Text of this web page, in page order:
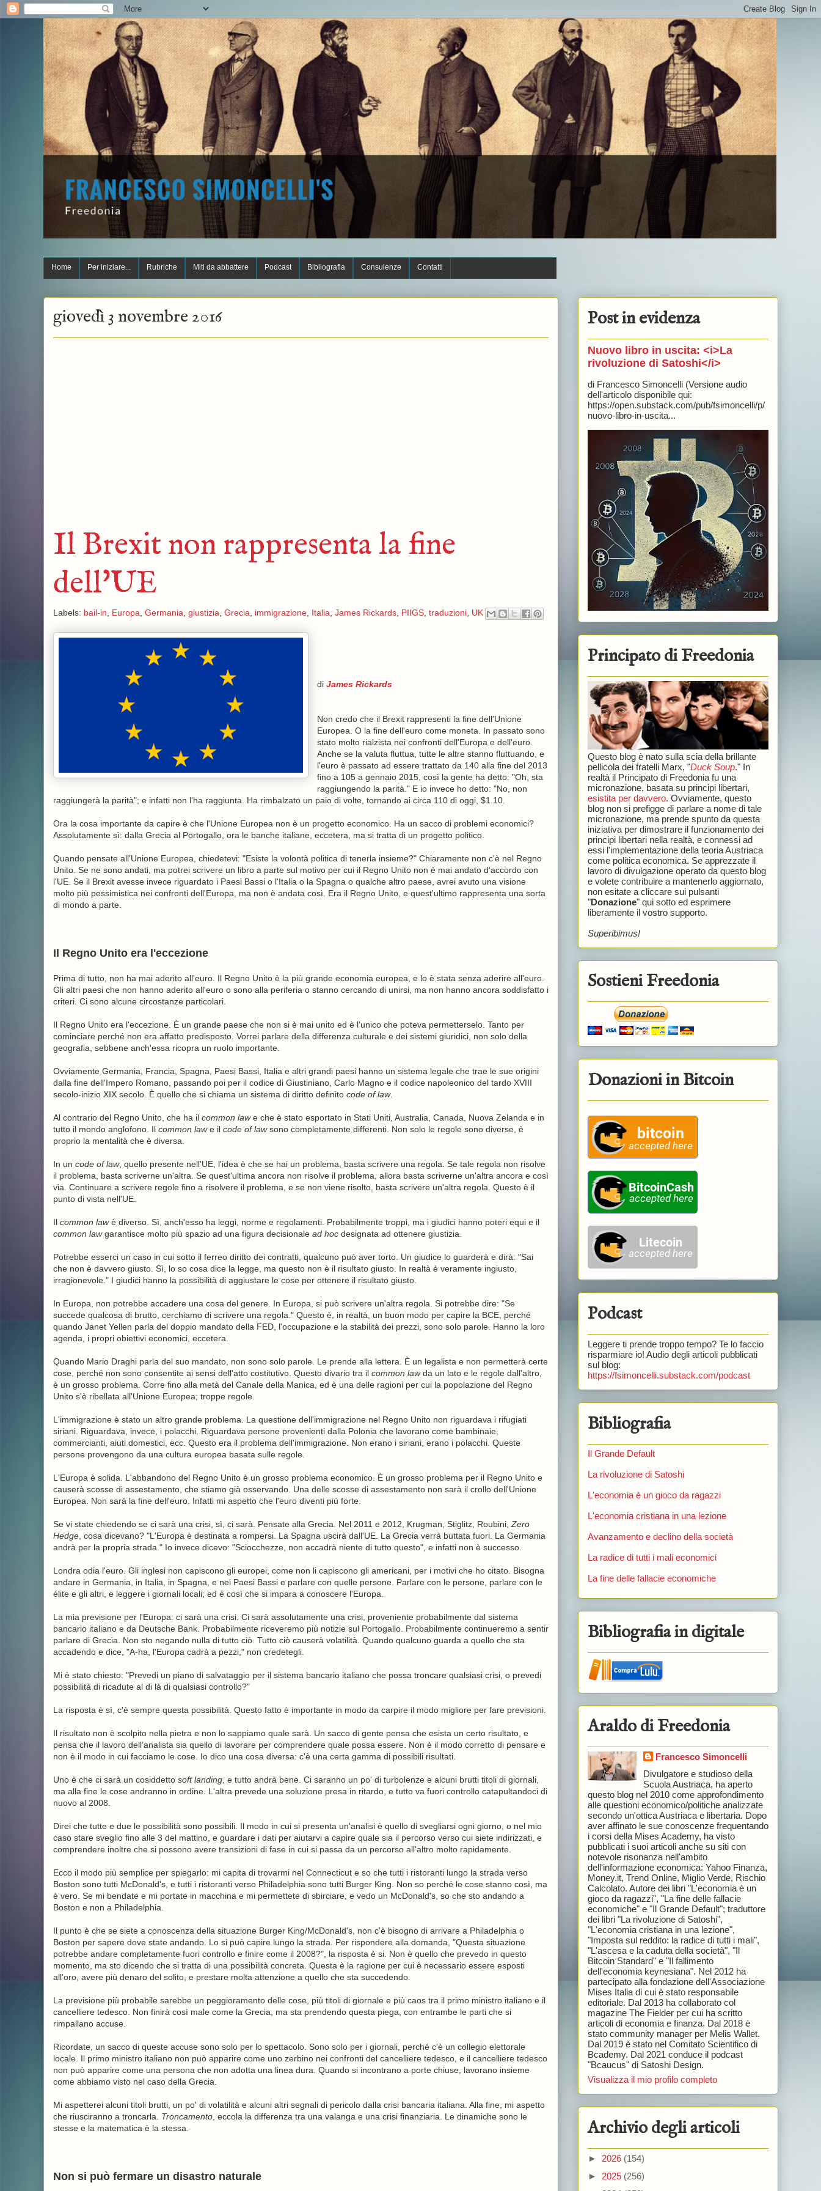
Home Per iniziare... Rubriche Miti da abbattere Podcast Bibliografia Consulenze Contatti
giovedì 3 novembre 2016
Il Brexit non rappresenta la fine
dell'UE
Labels: bail-in, Europa, Germania, giustizia, Grecia, immigrazione, Italia, James Rickards, PIIGS, traduzioni, UK
di James Rickards
Non credo che il Brexit rappresenti la fine dell'Unione
Europea. O la fine dell'euro come moneta. In passato sono
stato molto rialzista nei confronti dell'Europa e dell'euro.
Anche se la valuta fluttua, tutte le altre stanno fluttuando, e
l'euro è passato ad essere trattato da 140 alla fine del 2013
fino a 105 a gennaio 2015, così la gente ha detto: "Oh, sta
raggiungendo la parità." E io invece ho detto: "No, non
raggiungerà la parità"; e infatti non l'ha raggiunta. Ha rimbalzato un paio di volte, tornando ai circa 110 di oggi, $1.10.
Ora la cosa importante da capire è che l'Unione Europea non è un progetto economico. Ha un sacco di problemi economici?
Assolutamente sì: dalla Grecia al Portogallo, ora le banche italiane, eccetera, ma si tratta di un progetto politico.
Quando pensate all'Unione Europea, chiedetevi: "Esiste la volontà politica di tenerla insieme?" Chiaramente non c'è nel Regno
Unito. Se ne sono andati, ma potrei scrivere un libro a parte sul motivo per cui il Regno Unito non è mai andato d'accordo con
l'UE. Se il Brexit avesse invece riguardato i Paesi Bassi o l'Italia o la Spagna o qualche altro paese, avrei avuto una visione
molto più pessimistica nei confronti dell'Europa, ma non è andata così. Era il Regno Unito, e quest'ultimo rappresenta una sorta
di mondo a parte.
Il Regno Unito era l'eccezione
Prima di tutto, non ha mai aderito all'euro. Il Regno Unito è la più grande economia europea, e lo è stata senza aderire all'euro.
Gli altri paesi che non hanno aderito all'euro o sono alla periferia o stanno cercando di unirsi, ma non hanno ancora soddisfatto i
criteri. Ci sono alcune circostanze particolari.
Il Regno Unito era l'eccezione. È un grande paese che non si è mai unito ed è l'unico che poteva permetterselo. Tanto per
cominciare perché non era affatto predisposto. Vorrei parlare della differenza culturale e dei sistemi giuridici, non solo della
geografia, sebbene anch'essa ricopra un ruolo importante.
Ovviamente Germania, Francia, Spagna, Paesi Bassi, Italia e altri grandi paesi hanno un sistema legale che trae le sue origini
dalla fine dell'Impero Romano, passando poi per il codice di Giustiniano, Carlo Magno e il codice napoleonico del tardo XVIII
secolo-inizio XIX secolo. È quello che si chiama un sistema di diritto definito code of law.
Al contrario del Regno Unito, che ha il common lawe che è stato esportato in Stati Uniti, Australia, Canada, Nuova Zelanda e in
tutto il mondo anglofono. Il common lawe il code of lawsono completamente differenti. Non solo le regole sono diverse, è
proprio la mentalità che è diversa.
In un code of law, quello presente nell'UE, l'idea è che se hai un problema, basta scrivere una regola. Se tale regola non risolve
il problema, basta scriverne un'altra. Se quest'ultima ancora non risolve il problema, allora basta scriverne un'altra ancora e così
via. Continuare a scrivere regole fino a risolvere il problema, e se non viene risolto, basta scrivere un'altra regola. Questo è il
punto di vista nell'UE.
Il common lawè diverso. Sì, anch'esso ha leggi, norme e regolamenti. Probabilmente troppi, ma i giudici hanno poteri equi e il
common lawgarantisce molto più spazio ad una figura decisionale ad hocdesignata ad ottenere giustizia.
Potrebbe esserci un caso in cui sotto il ferreo diritto dei contratti, qualcuno può aver torto. Un giudice lo guarderà e dirà: "Sai
che non è davvero giusto. Sì, lo so cosa dice la legge, ma questo non è il risultato giusto. In realtà è veramente ingiusto,
irragionevole." I giudici hanno la possibilità di aggiustare le cose per ottenere il risultato giusto.
In Europa, non potrebbe accadere una cosa del genere. In Europa, si può scrivere un'altra regola. Si potrebbe dire: "Se
succede qualcosa di brutto, cerchiamo di scrivere una regola." Questo è, in realtà, un buon modo per capire la BCE, perché
quando Janet Yellen parla del doppio mandato della FED, l'occupazione e la stabilità dei prezzi, sono solo parole. Hanno la loro
agenda, i propri obiettivi economici, eccetera.
Quando Mario Draghi parla del suo mandato, non sono solo parole. Le prende alla lettera. È un legalista e non permetterà certe
cose, perché non sono consentite ai sensi dell'atto costitutivo. Questo divario tra il common lawda un lato e le regole dall'altro,
è un grosso problema. Corre fino alla metà del Canale della Manica, ed è una delle ragioni per cui la popolazione del Regno
Unito s'è ribellata all'Unione Europea; troppe regole.
L'immigrazione è stato un altro grande problema. La questione dell'immigrazione nel Regno Unito non riguardava i rifugiati
siriani. Riguardava, invece, i polacchi. Riguardava persone provenienti dalla Polonia che lavorano come bambinaie,
commercianti, aiuti domestici, ecc. Questo era il problema dell'immigrazione. Non erano i siriani, erano i polacchi. Queste
persone provengono da una cultura europea basata sulle regole.
L'Europa è solida. L'abbandono del Regno Unito è un grosso problema economico. È un grosso problema per il Regno Unito e
causerà scosse di assestamento, che stiamo già osservando. Una delle scosse di assestamento non sarà il crollo dell'Unione
Europea. Non sarà la fine dell'euro. Infatti mi aspetto che l'euro diventi più forte.
Se vi state chiedendo se ci sarà una crisi, sì, ci sarà. Pensate alla Grecia. Nel 2011 e 2012, Krugman, Stiglitz, Roubini, Zero
Hedge, cosa dicevano? "L'Europa è destinata a rompersi. La Spagna uscirà dall'UE. La Grecia verrà buttata fuori. La Germania
andrà per la propria strada." Io invece dicevo: "Sciocchezze, non accadrà niente di tutto questo", e infatti non è successo.
Londra odia l'euro. Gli inglesi non capiscono gli europei, come non li capiscono gli americani, per i motivi che ho citato. Bisogna
andare in Germania, in Italia, in Spagna, e nei Paesi Bassi e parlare con quelle persone. Parlare con le persone, parlare con le
élite e gli altri, e leggere i giornali locali; ed è così che si impara a conoscere l'Europa.
La mia previsione per l'Europa: ci sarà una crisi. Ci sarà assolutamente una crisi, proveniente probabilmente dal sistema
bancario italiano e da Deutsche Bank. Probabilmente riceveremo più notizie sul Portogallo. Probabilmente continueremo a sentir
parlare di Grecia. Non sto negando nulla di tutto ciò. Tutto ciò causerà volatilità. Quando qualcuno guarda a quello che sta
accadendo e dice, "A-ha, l'Europa cadrà a pezzi," non credetegli.
Mi è stato chiesto: "Prevedi un piano di salvataggio per il sistema bancario italiano che possa troncare qualsiasi crisi, o prevedi
possibilità di ricadute al di là di qualsiasi controllo?"
La risposta è sì, c'è sempre questa possibilità. Questo fatto è importante in modo da carpire il modo migliore per fare previsioni.
Il risultato non è scolpito nella pietra e non lo sappiamo quale sarà. Un sacco di gente pensa che esista un certo risultato, e
pensa che il lavoro dell'analista sia quello di lavorare per comprendere quale possa essere. Non è il modo corretto di pensare e
non è il modo in cui facciamo le cose. Io dico una cosa diversa: c'è una certa gamma di possibili risultati.
Uno è che ci sarà un cosiddetto soft landing, e tutto andrà bene. Ci saranno un po' di turbolenze e alcuni brutti titoli di giornali,
ma alla fine le cose andranno in ordine. L'altra prevede una soluzione presa in ritardo, e tutto va fuori controllo catapultandoci di
nuovo al 2008.
Direi che tutte e due le possibilità sono possibili. Il modo in cui si presenta un'analisi è quello di svegliarsi ogni giorno, o nel mio
caso stare sveglio fino alle 3 del mattino, e guardare i dati per aiutarvi a capire quale sia il percorso verso cui siete indirizzati, e
comprendere inoltre che si possono avere transizioni di fase in cui si passa da un percorso all'altro molto rapidamente.
Ecco il modo più semplice per spiegarlo: mi capita di trovarmi nel Connecticut e so che tutti i ristoranti lungo la strada verso
Boston sono tutti McDonald's, e tutti i ristoranti verso Philadelphia sono tutti Burger King. Non so perché le cose stanno così, ma
è vero. Se mi bendate e mi portate in macchina e mi permettete di sbirciare, e vedo un McDonald's, so che sto andando a
Boston e non a Philadelphia.
Il punto è che se siete a conoscenza della situazione Burger King/McDonald's, non c'è bisogno di arrivare a Philadelphia o
Boston per sapere dove state andando. Lo si può capire lungo la strada. Per rispondere alla domanda, "Questa situazione
potrebbe andare completamente fuori controllo e finire come il 2008?", la risposta è si. Non è quello che prevedo in questo
momento, ma sto dicendo che si tratta di una possibilità concreta. Questa è la ragione per cui è necessario essere esposti
all'oro, avere più denaro del solito, e prestare molta attenzione a quello che sta succedendo.
La previsione più probabile sarebbe un peggioramento delle cose, più titoli di giornale e più caos tra il primo ministro italiano e il
cancelliere tedesco. Non finirà così male come la Grecia, ma sta prendendo questa piega, con entrambe le parti che si
rimpallano accuse.
Ricordate, un sacco di queste accuse sono solo per lo spettacolo. Sono solo per i giornali, perché c'è un collegio elettorale
locale. Il primo ministro italiano non può apparire come uno zerbino nei confronti del cancelliere tedesco, e il cancelliere tedesco
non può apparire come una persona che non adotta una linea dura. Quando si incontrano a porte chiuse, lavorano insieme
come abbiamo visto nel caso della Grecia.
Mi aspetterei alcuni titoli brutti, un po' di volatilità e alcuni altri segnali di pericolo dalla crisi bancaria italiana. Alla fine, mi aspetto
che riusciranno a troncarla. Troncamento, eccola la differenza tra una valanga e una crisi finanziaria. Le dinamiche sono le
stesse e la matematica è la stessa.
Non si può fermare un disastro naturale
Post in evidenza
Nuovo libro in uscita: <i>La
rivoluzione di Satoshi</i>
di Francesco Simoncelli (Versione audio
dell'articolo disponibile qui:
https://open.substack.com/pub/fsimoncelli/p/
nuovo-libro-in-uscita...
Principato di Freedonia
Questo blog è nato sulla scia della brillante
pellicola dei fratelli Marx, "Duck Soup." In
realtà il Principato di Freedonia fu una
micronazione, basata su principi libertari,
esistita per davvero. Ovviamente, questo
blog non si prefigge di parlare a nome di tale
micronazione, ma prende spunto da questa
iniziativa per dimostrare il funzionamento dei
principi libertari nella realtà, e connessi ad
essi l'implementazione della teoria Austriaca
come politica economica. Se apprezzate il
lavoro di divulgazione operato da questo blog
e volete contribuire a mantenerlo aggiornato,
non esitate a cliccare sui pulsanti
"Donazione" qui sotto ed esprimere
liberamente il vostro supporto.
Superibimus!
Sostieni Freedonia
Donazioni in Bitcoin
Podcast
Leggere ti prende troppo tempo? Te lo faccio
risparmiare io! Audio degli articoli pubblicati
sul blog:
https://fsimoncelli.substack.com/podcast
Bibliografia
Il Grande Default
La rivoluzione di Satoshi
L'economia è un gioco da ragazzi
L'economia cristiana in una lezione
Avanzamento e declino della società
La radice di tutti i mali economici
La fine delle fallacie economiche
Bibliografia in digitale
Araldo di Freedonia
Francesco Simoncelli
Divulgatore e studioso della
Scuola Austriaca, ha aperto
questo blog nel 2010 come approfondimento
alle questioni economico/politiche analizzate
secondo un'ottica Austriaca e libertaria. Dopo
aver affinato le sue conoscenze frequentando
i corsi della Mises Academy, ha visto
pubblicati i suoi articoli anche su siti con
notevole risonanza nell'ambito
dell'informazione economica: Yahoo Finanza,
Money.it, Trend Online, Miglio Verde, Rischio
Calcolato. Autore dei libri "L'economia è un
gioco da ragazzi", "La fine delle fallacie
economiche" e "Il Grande Default"; traduttore
dei libri "La rivoluzione di Satoshi",
"L'economia cristiana in una lezione",
"Imposta sul reddito: la radice di tutti i mali",
"L'ascesa e la caduta della società", "Il
Bitcoin Standard" e "Il fallimento
dell'economia keynesiana". Nel 2012 ha
partecipato alla fondazione dell'Associazione
Mises Italia di cui è stato responsabile
editoriale. Dal 2013 ha collaborato col
magazine The Fielder per cui ha scritto
articoli di economia e finanza. Dal 2018 è
stato community manager per Melis Wallet.
Dal 2019 è stato nel Comitato Scientifico di
Bcademy. Dal 2021 conduce il podcast
"Bcaucus" di Satoshi Design.
Visualizza il mio profilo completo
Archivio degli articoli
► 2026 (154)
► 2025 (256)